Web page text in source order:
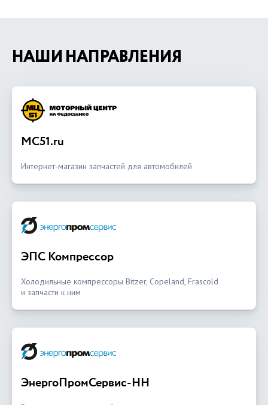
НАШИ НАПРАВЛЕНИЯ
MC51.ru
Интернет-магазин запчастей для автомобилей
ЭПС Компрессор
Холодильные компрессоры Bitzer, Copeland, Frascold
и запчасти к ним
ЭнергоПромСервис-НН